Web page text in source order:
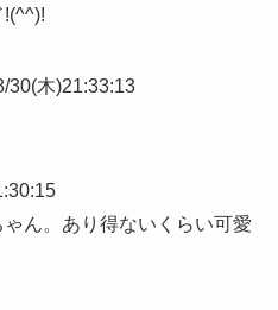
30(木)21:33:13
ん。あり得ないくらい可愛